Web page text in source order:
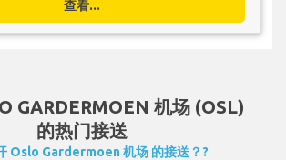
查看...
GARDERMOEN 机场 (OSL)
的热门接送
Oslo Gardermoen 机场 的接送？?